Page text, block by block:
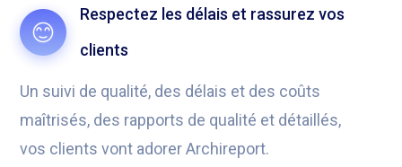
Respectez les délais et rassurez vos
clients
Un suivi de qualité, des délais et des coûts
maîtrisés, des rapports de qualité et détaillés,
vos clients vont adorer Archireport.